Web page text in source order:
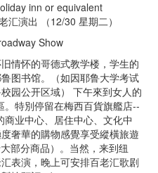
inn or equivalent
汇演出 （12/30 星期二）
Show
情怀的哥德式教学楼，学生的
图书馆。（如因耶鲁大学考试
园公开区域） 下午來到女人的
特別停留在梅西百貨旗艦店--
商业中心、居住中心、文化中
奢華的購物感覺享受縱橫旅遊
部分商品）。当然，来到纽
表演，晚上可安排百老汇歌剧